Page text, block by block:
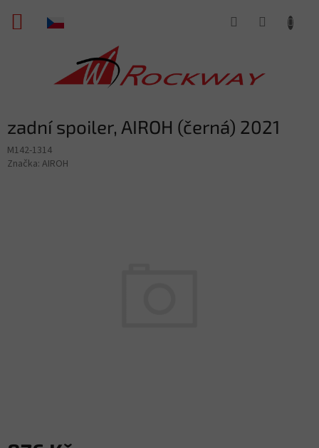
obsah
NÁKUPNÍ
zadní spoiler, AIROH (černá) 2021
M142-1314
Značka: AIROH